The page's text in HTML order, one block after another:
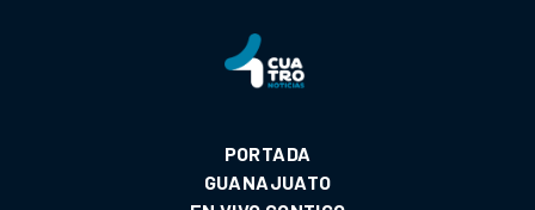
PORTADA
GUANAJUATO